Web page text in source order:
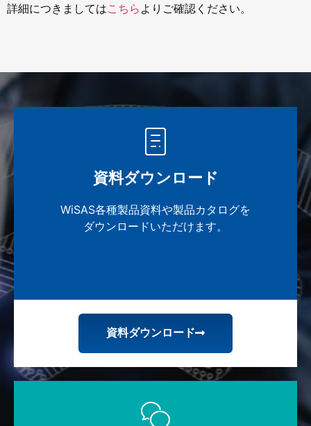
詳細につきましてはこちら よりご確認ください。
資料ダウンロード
WiSAS各種製品資料や製品カタログを
ダウンロードいただけます。
資料ダウンロード